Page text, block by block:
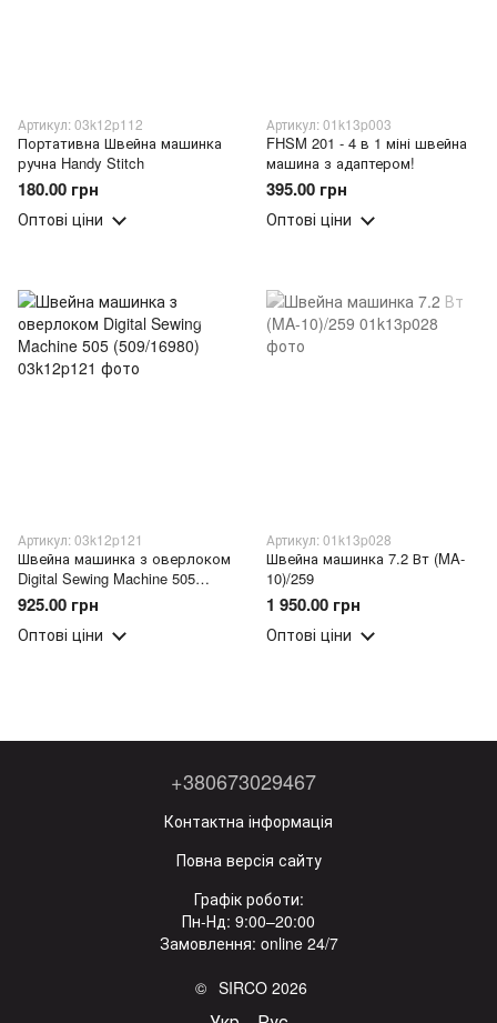
Артикул: 03k12p112
Портативна Швейна машинка
ручна Handy Stitch
180.00 грн
Оптові ціни
Артикул: 01k13p003
FHSM 201 - 4 в 1 міні швейна
машина з адаптером!
395.00 грн
Оптові ціни
Артикул: 03k12p121
Швейна машинка з оверлоком
Digital Sewing Machine 505
(509/16980)
925.00 грн
Оптові ціни
Артикул: 01k13p028
Швейна машинка 7.2 Вт (MA-
10)/259
1 950.00 грн
Оптові ціни
+380673029467
Контактна інформація
Повна версія сайту
Графік роботи:
Пн-Нд: 9:00–20:00
Замовлення: online 24/7
© SIRCO 2026